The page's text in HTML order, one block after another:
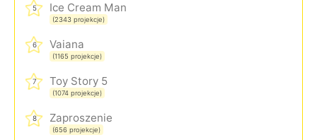
5 Ice Cream Man
(2343 projekcje)
6 Vaiana
(1165 projekcje)
7 Toy Story 5
(1074 projekcje)
8 Zaproszenie
(656 projekcje)